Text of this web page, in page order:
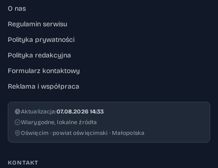
O nas
Regulamin serwisu
Polityka prywatności
Polityka redakcyjna
Formularz kontaktowy
Reklama i współpraca
Aktualizacja:07.08.2026 14:33
Wiarygodne, lokalne źródła
Oświęcim · powiat oświęcimski · Małopolska
KONTAKT